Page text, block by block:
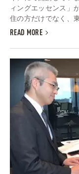
ィングエッセンス」
住の方だけでなく、
READ MORE